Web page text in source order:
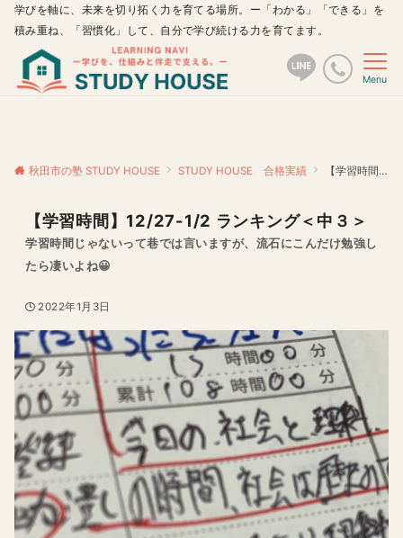
学びを軸に、未来を切り拓く力を育てる場所。ー「わかる」「できる」を
積み重ね、「習慣化」して、自分で学び続ける力を育てます。
Menu
秋田市の塾 STUDY HOUSE STUDY HOUSE 合格実績 【学習時間】12/27-1/2 ランキング＜中３＞
【学習時間】12/27-1/2 ランキング＜中３＞
学習時間じゃないって巷では言いますが、流石にこんだけ勉強し
たら凄いよね😀
2022年1月3日